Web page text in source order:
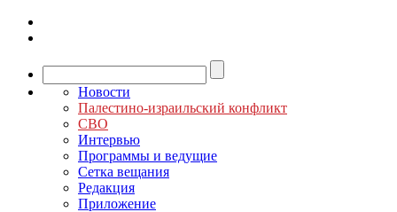
Новости
Палестино-израильский конфликт
СВО
Интервью
Программы и ведущие
Сетка вещания
Редакция
Приложение